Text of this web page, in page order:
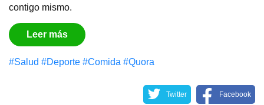
contigo mismo.
Leer más
#Salud #Deporte #Comida #Quora
Twitter Facebook